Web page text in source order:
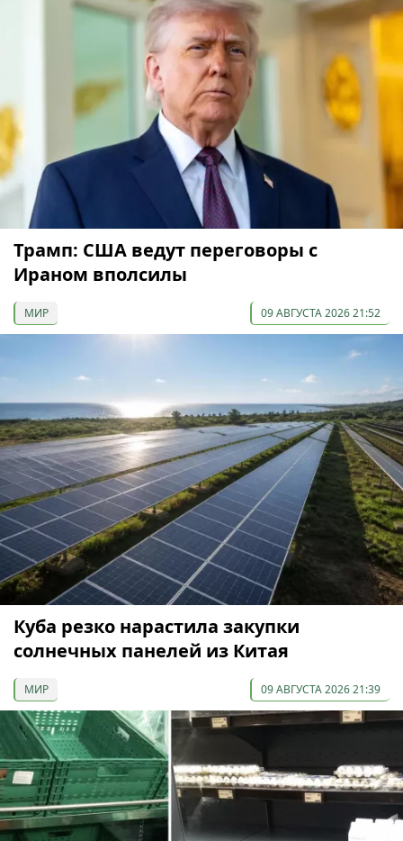
Трамп: США ведут переговоры с
Ираном вполсилы
МИР 09 АВГУСТА 2026 21:52
Куба резко нарастила закупки
солнечных панелей из Китая
МИР 09 АВГУСТА 2026 21:39